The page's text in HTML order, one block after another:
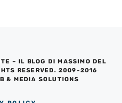
– IL BLOG DI MASSIMO DEL
RESERVED. 2009-2016
& MEDIA SOLUTIONS